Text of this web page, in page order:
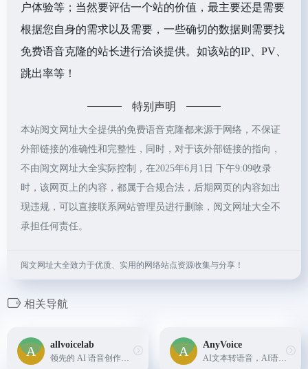
户体验等；当然要评估一个站的价值，最主要还是需要
根据您自身的需求以及需要，一些确切的数据则需要找
免费语音克隆的站长进行洽谈提供。如该站的IP、PV、
跳出率等！
特别声明
本站阅文网址大全提供的免费语音克隆都来源于网络，不保证
外部链接的准确性和完整性，同时，对于该外部链接的指向，
不由阅文网址大全实际控制，在2025年6月1日 下午9:09收录
时，该网页上的内容，都属于合规合法，后期网页的内容如出
现违规，可以直接联系网站管理员进行删除，阅文网址大全不
承担任何责任。
阅文网址大全致力于优质、实用的网络站点资源收集与分享！
相关导航
allvoicelab
领先的 AI 语音创作平台，专注于提供一站式智能语音解决方案。
AnyVoice
AI文本转语音，AI语音克隆